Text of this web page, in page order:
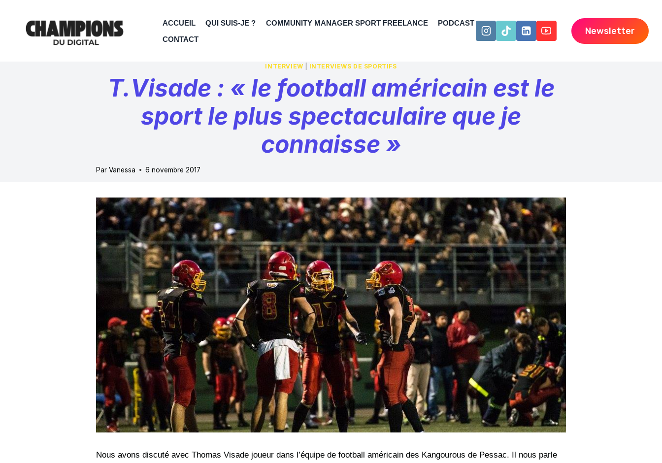
contenu
ACCUEIL QUI SUIS-JE ? COMMUNITY MANAGER SPORT FREELANCE
PODCAST
CONTACT
Newsletter
INTERVIEW INTERVIEWS DE SPORTIFS
T.Visade : « le football américain est le
sport le plus spectaculaire que je
connaisse »
Par Vanessa 6 novembre 2017
Nous avons discuté avec Thomas Visade joueur dans l’équipe de football américain des Kangourous de Pessac. Il nous parle